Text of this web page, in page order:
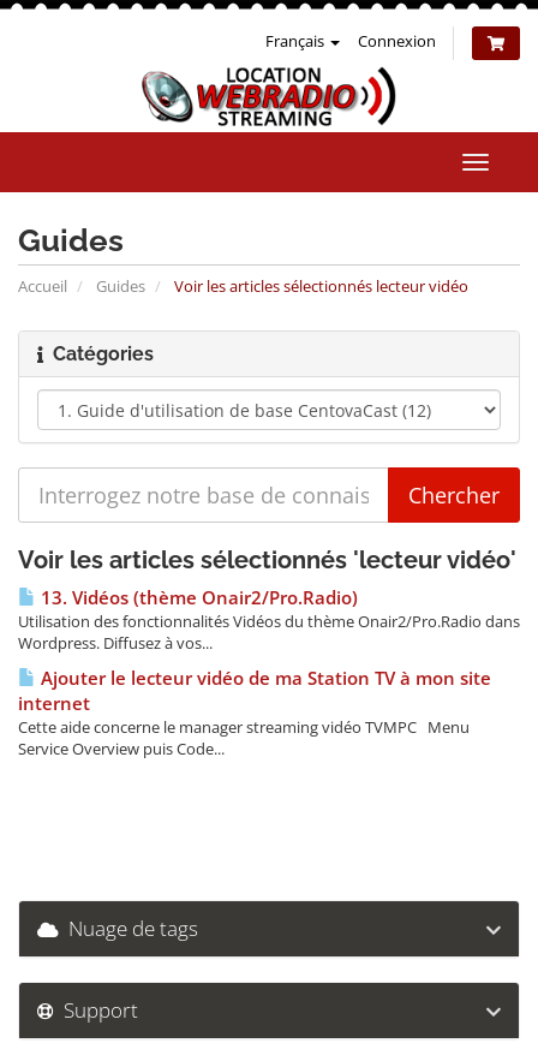
Français Connexion
la
Guides
Accueil Guides Voir les articles sélectionnés lecteur vidéo
Catégories
Voir les articles sélectionnés 'lecteur vidéo'
13. Vidéos (thème Onair2/Pro.Radio)
Utilisation des fonctionnalités Vidéos du thème Onair2/Pro.Radio dans
Wordpress. Diffusez à vos...
Ajouter le lecteur vidéo de ma Station TV à mon site
internet
Cette aide concerne le manager streaming vidéo TVMPC Menu
Service Overview puis Code...
Nuage de tags
Support